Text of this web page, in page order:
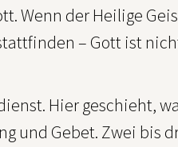
Wenn der Heilige
– Gott ist
Hier geschieht,
und Gebet. Zwei bis